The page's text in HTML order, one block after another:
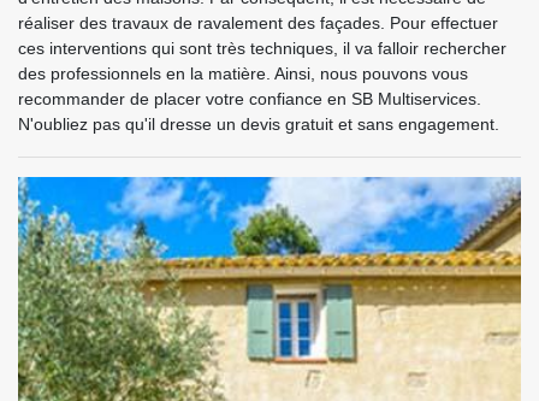
réaliser des travaux de ravalement des façades. Pour effectuer
ces interventions qui sont très techniques, il va falloir rechercher
des professionnels en la matière. Ainsi, nous pouvons vous
recommander de placer votre confiance en SB Multiservices.
N'oubliez pas qu'il dresse un devis gratuit et sans engagement.